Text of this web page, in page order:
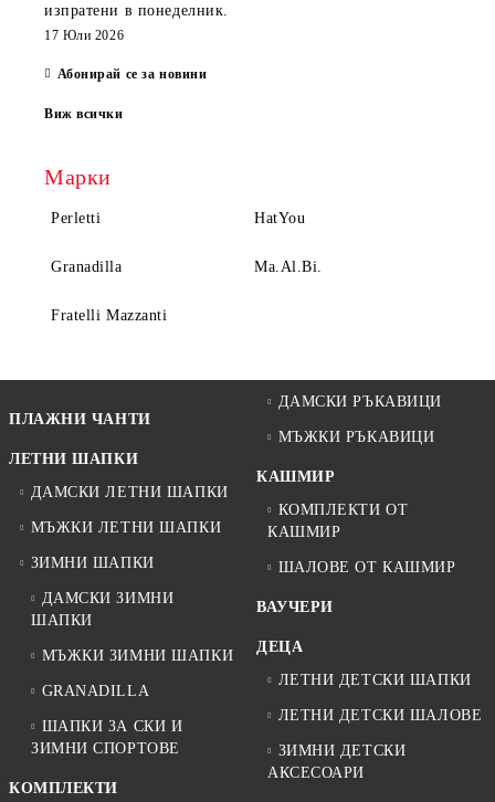
изпратени в понеделник
17 Юли 2026
Абонирай се за новини
Виж всички
Марки
Perletti HatYou
Granadilla Ma.Al.Bi.
Fratelli Mazzanti
ПЛАЖНИ ЧАНТИ
ЛЕТНИ ШАПКИ
ДАМСКИ ЛЕТНИ ШАПКИ
МЪЖКИ ЛЕТНИ ШАПКИ
ЗИМНИ ШАПКИ
ДАМСКИ ЗИМНИ
ШАПКИ
МЪЖКИ ЗИМНИ ШАПКИ
GRANADILLA
ШАПКИ ЗА СКИ И
ЗИМНИ СПОРТОВЕ
КОМПЛЕКТИ
ДАМСКИ РЪКАВИЦИ
МЪЖКИ РЪКАВИЦИ
КАШМИР
КОМПЛЕКТИ ОТ
КАШМИР
ШАЛОВЕ ОТ КАШМИР
ВАУЧЕРИ
ДЕЦА
ЛЕТНИ ДЕТСКИ ШАПКИ
ЛЕТНИ ДЕТСКИ ШАЛОВЕ
ЗИМНИ ДЕТСКИ
АКСЕСОАРИ